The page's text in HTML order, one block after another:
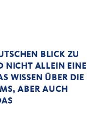
BLICK ZU
NICHT ALLEIN EINE
WISSEN ÜBER DIE
ABER AUCH